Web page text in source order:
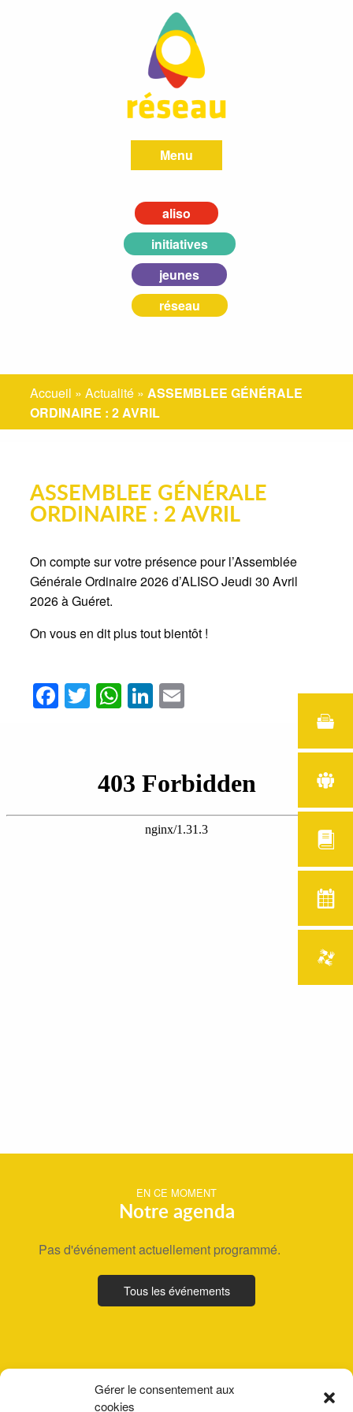
Gérer le consentement aux
cookies
Menu
aliso
initiatives
jeunes
réseau
Accueil »Actualité »ASSEMBLEE GÉNÉRALE
ORDINAIRE : 2 AVRIL
ASSEMBLEE GÉNÉRALE
ORDINAIRE : 2 AVRIL
On compte sur votre présence pour l’Assemblée
Générale Ordinaire 2026 d’ALISO Jeudi 30 Avril
2026 à Guéret.
On vous en dit plus tout bientôt !
Facebook
Twitter
WhatsApp
LinkedIn
EN CE MOMENT
Notre agenda
Pas d'événement actuellement programmé.
Tous les événements